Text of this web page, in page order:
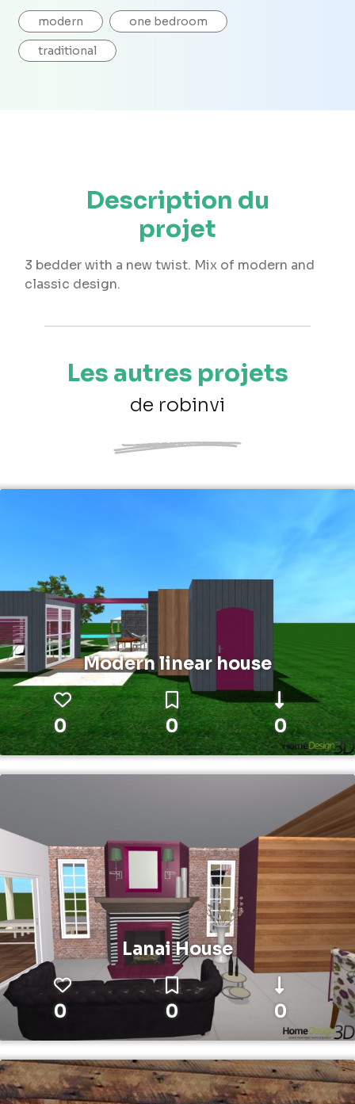
modern one bedroom
traditional
Description du
projet
3 bedder with a new twist. Mix of modern and
classic design.
Les autres projets
de robinvi
Modern linear house
0 0 0
Lanai House
0 0 0